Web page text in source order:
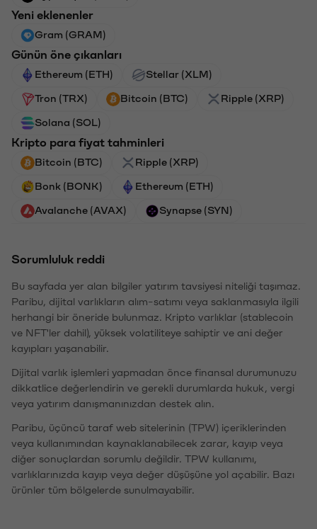
Yeni eklenenler
Gram (GRAM)
Günün öne çıkanları
Ethereum (ETH) Stellar (XLM)
Tron (TRX) Bitcoin (BTC) Ripple (XRP)
Solana (SOL)
Kripto para fiyat tahminleri
Bitcoin (BTC) Ripple (XRP)
Bonk (BONK) Ethereum (ETH)
Avalanche (AVAX) Synapse (SYN)
Sorumluluk reddi
Bu sayfada yer alan bilgiler yatırım tavsiyesi niteliği taşımaz.
Paribu, dijital varlıkların alım-satımı veya saklanmasıyla ilgili
herhangi bir öneride bulunmaz. Kripto varlıklar (stablecoin
ve NFT'ler dahil), yüksek volatiliteye sahiptir ve ani değer
kayıpları yaşanabilir.
Dijital varlık işlemleri yapmadan önce finansal durumunuzu
dikkatlice değerlendirin ve gerekli durumlarda hukuk, vergi
veya yatırım danışmanınızdan destek alın.
Paribu, üçüncü taraf web sitelerinin (TPW) içeriklerinden
veya kullanımından kaynaklanabilecek zarar, kayıp veya
diğer sonuçlardan sorumlu değildir. TPW kullanımı,
varlıklarınızda kayıp veya değer düşüşüne yol açabilir. Bazı
ürünler tüm bölgelerde sunulmayabilir.